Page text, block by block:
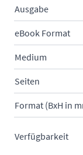
Ausgabe
eBook Format
Medium
Seiten
Format (BxH in
Verfügbarkeit